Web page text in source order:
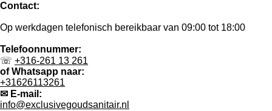
Contact:
Op werkdagen telefonisch bereikbaar van 09:00 tot 18:00
Telefoonnummer:
☏ +316-261 13 261
of Whatsapp naar:
+31626113261
✉ E-mail:
info@exclusivegoudsanitair.nl